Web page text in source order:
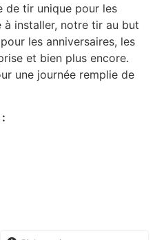
de tir unique pour les
à installer, notre tir au but
les anniversaires, les
et bien plus encore.
une journée remplie de